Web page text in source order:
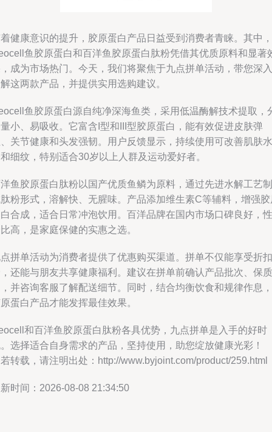
健康意识的提升，胶原蛋白产品日益受到消费者青睐。其中，
鱼胶原蛋白和百洋鱼胶原蛋白肽粉凭借其优质原料和显著
成为市场热门。今天，我们将聚焦于九点拼单活动，带您深入
这两款产品，并提供实用选购建议。
鱼胶原蛋白源自纯净深海鱼类，采用低温酶解技术提取，
小、易吸收。它富含I型和III型胶原蛋白，能有效促进皮肤弹
关节健康和头发强韧。用户反馈显示，持续使用可改善肌肤水
细纹，特别适合30岁以上人群及运动爱好者。
鱼胶原蛋白肽粉以国产优质鱼鳞为原料，通过先进水解工艺制
粉形式，溶解快、无腥味。产品添加维生素C等辅料，增强胶
合成，适合日常冲泡饮用。百洋品牌在国内市场口碑良好，性
高，是家庭保健的实惠之选。
拼单活动为消费者提供了优惠购买渠道。拼单不仅能享受折扣
还能与朋友共享健康福利。建议在拼单前确认产品批次、保质
并咨询客服了解配送细节。同时，结合均衡饮食和规律作息，
蛋白产品才能发挥最佳效果。
和百洋鱼胶原蛋白肽粉各具优势，九点拼单是入手的好时
选择适合自身需求的产品，坚持使用，助您绽放健康光彩！
转载，请注明出处：http://www.byjoint.com/product/259.html
时间：2026-08-08 21:34:50